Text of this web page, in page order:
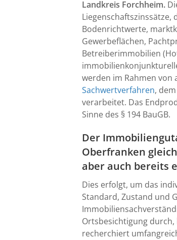
Landkreis Forchheim.
Bodenrichtwerte,
Gewerbeflächen,
Betreiberimmobilien
werden im Rahmen von
Sachwertverfahren, dem
verarbeitet. Das
Sinne des § 194 BauGB.
Der
Oberfranken
aber auch bereits
Dies erfolgt, um das
Standard, Zustand und
Ortsbesichtigung
recherchiert